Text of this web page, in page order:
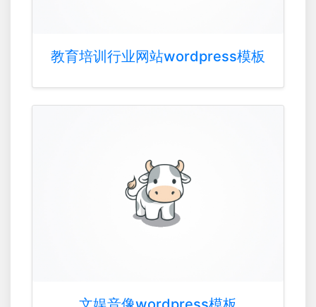
教育培训行业网站wordpress模板